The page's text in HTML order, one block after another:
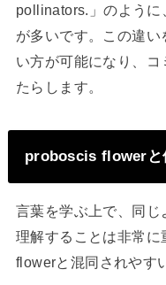
pollinators.」のように
が多いです。この違
い方が可能になり、
たらします。
proboscis flowerと
言葉を学ぶ上で、同
理解することは非常
flowerと混同されやす